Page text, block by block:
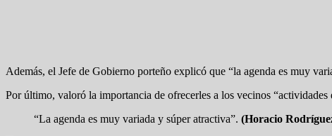
Además, el Jefe de Gobierno porteño explicó que “la agenda es muy
Por último, valoró la importancia de ofrecerles a los vecinos
“La agenda es muy variada y súper atractiva”. (Horacio